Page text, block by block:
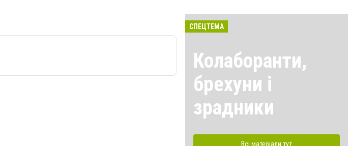
СПЕЦТЕМА
Колаборанти,
брехуни і
зрадники
Всі матеріали тут